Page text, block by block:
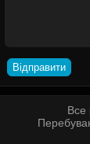
Все